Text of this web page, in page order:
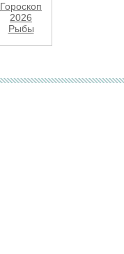
Гороскоп
2026
Рыбы